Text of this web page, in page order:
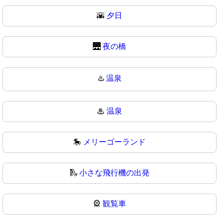
🌇 夕日
🌉 夜の橋
♨️ 温泉
♨ 温泉
🎠 メリーゴーランド
🛝 小さな飛行機の出発
🎡 観覧車